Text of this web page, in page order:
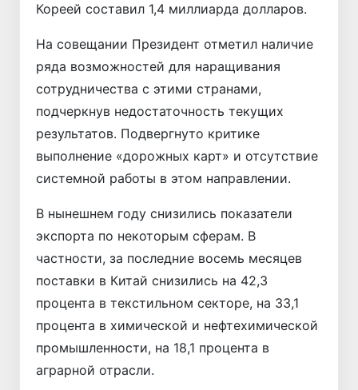
Кореей составил 1,4 миллиарда долларов.
На совещании Президент отметил наличие
ряда возможностей для наращивания
сотрудничества с этими странами,
подчеркнув недостаточность текущих
результатов. Подвергнуто критике
выполнение «дорожных карт» и отсутствие
системной работы в этом направлении.
В нынешнем году снизились показатели
экспорта по некоторым сферам. В
частности, за последние восемь месяцев
поставки в Китай снизились на 42,3
процента в текстильном секторе, на 33,1
процента в химической и нефтехимической
промышленности, на 18,1 процента в
аграрной отрасли.